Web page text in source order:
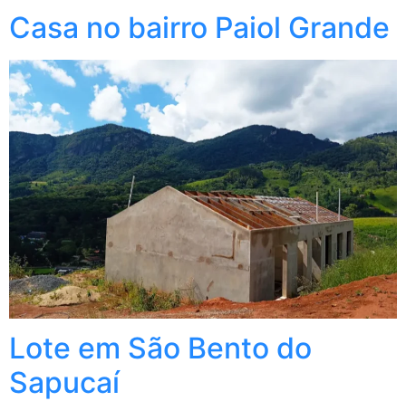
Casa no bairro Paiol Grande
Lote em São Bento do
Sapucaí